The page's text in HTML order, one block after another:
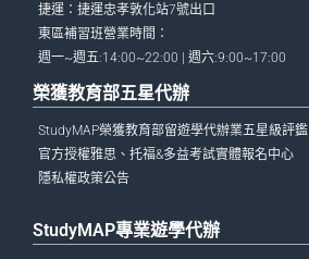
捷運：捷運忠孝敦化站7號出口
東區補習班營業時間：
週一~週五:14:00~22:00 | 週六:9:00~17:00
榮獲教育部五星代辦
StudyMAP榮獲教育部留遊學代辦業五星級評鑑
官方授權雅思、托福&多益考試實體報名中心
隱私權政策公告
StudyMAP專業遊學代辦